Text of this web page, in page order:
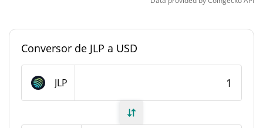
Dominancia en el
Rango en el mercado
Suministro de Jupiter Perpetuals Liquidity
Conversor de JLP a USD
JLP